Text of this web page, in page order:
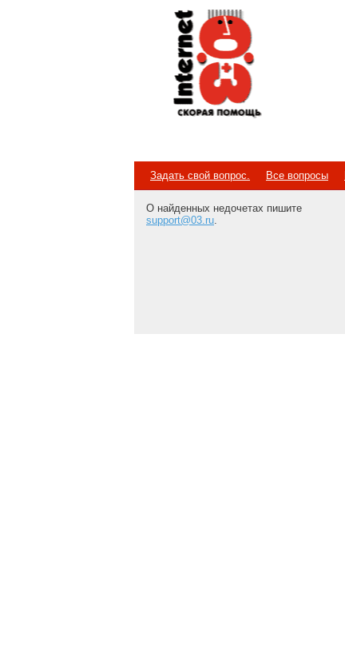
Internet
Скорая помощь
Задать свой вопрос. Все вопросы
О найденных недочетах пишите
support@03.ru.